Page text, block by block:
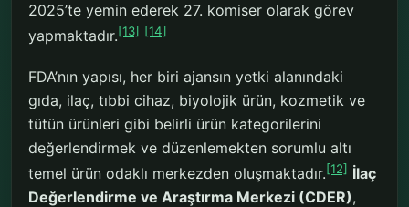
2025’te yemin ederek 27. komiser olarak görev
yapmaktadır.[13] [14]
FDA’nın yapısı, her biri ajansın yetki alanındaki
gıda, ilaç, tıbbi cihaz, biyolojik ürün, kozmetik ve
tütün ürünleri gibi belirli ürün kategorilerini
değerlendirmek ve düzenlemekten sorumlu altı
temel ürün odaklı merkezden oluşmaktadır.[12] İlaç
Değerlendirme ve Araştırma Merkezi (CDER),